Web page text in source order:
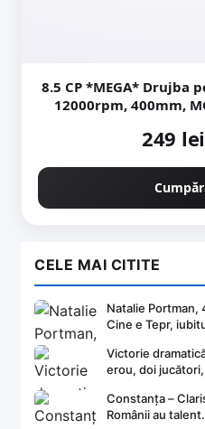
8.5 CP *MEGA* Drujba
12000rpm, 400mm,
249 lei
CELE MAI CITITE
Natalie Portman,
Cine e Tepr,
Victorie
erou, doi
Constanța –
Românii au